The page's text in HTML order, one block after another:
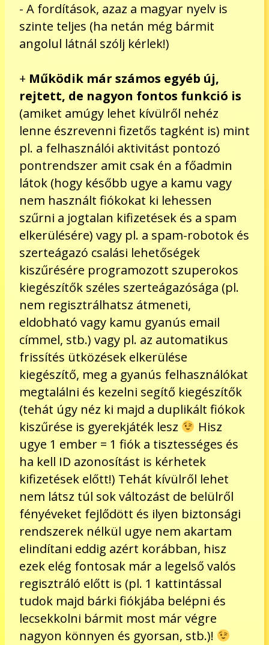
- A fordítások, azaz a magyar nyelv is
szinte teljes (ha netán még bármit
angolul látnál szólj kérlek!)
+ Működik már számos egyéb új,
rejtett, de nagyon fontos funkció is
(amiket amúgy lehet kívülről nehéz
lenne észrevenni fizetős tagként is) mint
pl. a felhasználói aktivitást pontozó
pontrendszer amit csak én a főadmin
látok (hogy később ugye a kamu vagy
nem használt fiókokat ki lehessen
szűrni a jogtalan kifizetések és a spam
elkerülésére) vagy pl. a spam-robotok és
szerteágazó csalási lehetőségek
kiszűrésére programozott szuperokos
kiegészítők széles szerteágazósága (pl.
nem regisztrálhatsz átmeneti,
eldobható vagy kamu gyanús email
címmel, stb.) vagy pl. az automatikus
frissítés ütközések elkerülése
kiegészítő, meg a gyanús felhasználókat
megtalálni és kezelni segítő kiegészítők
(tehát úgy néz ki majd a duplikált fiókok
kiszűrése is gyerekjáték lesz
Hisz
ugye 1 ember = 1 fiók a tisztességes és
ha kell ID azonosítást is kérhetek
kifizetések előtt!) Tehát kívülről lehet
nem látsz túl sok változást de belülről
fényéveket fejlődött és ilyen biztonsági
rendszerek nélkül ugye nem akartam
elindítani eddig azért korábban, hisz
ezek elég fontosak már a legelső valós
regisztráló előtt is (pl. 1 kattintással
tudok majd bárki fiókjába belépni és
lecsekkolni bármit most már végre
nagyon könnyen és gyorsan, stb.)!